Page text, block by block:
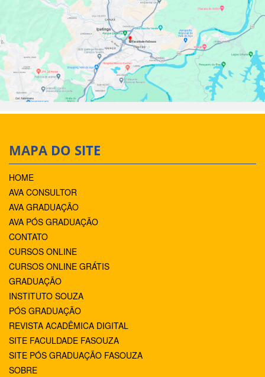
MAPA DO SITE
HOME
AVA CONSULTOR
AVA GRADUAÇÃO
AVA PÓS GRADUAÇÃO
CONTATO
CURSOS ONLINE
CURSOS ONLINE GRÁTIS
GRADUAÇÃO
INSTITUTO SOUZA
PÓS GRADUAÇÃO
REVISTA ACADÊMICA DIGITAL
SITE FACULDADE FASOUZA
SITE PÓS GRADUAÇÃO FASOUZA
SOBRE